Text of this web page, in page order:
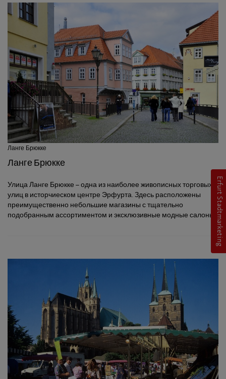
Ланге Брюкке
Ланге Брюкке
Улица Ланге Брюкке – одна из наиболее живописных торговых
улиц в исторчиеском центре Эрфурта. Здесь расположены
преимущественно небольшие магазины с тщательно
подобранным ассортиментом и эксклюзивные модные салоны.
Erfurt Stadtmarketing